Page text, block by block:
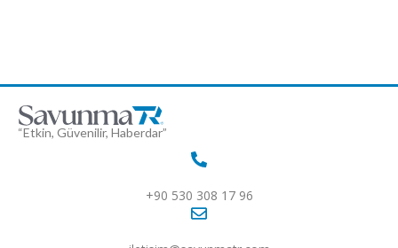
“Etkin, Güvenilir, Haberdar”
+90 530 308 17 96